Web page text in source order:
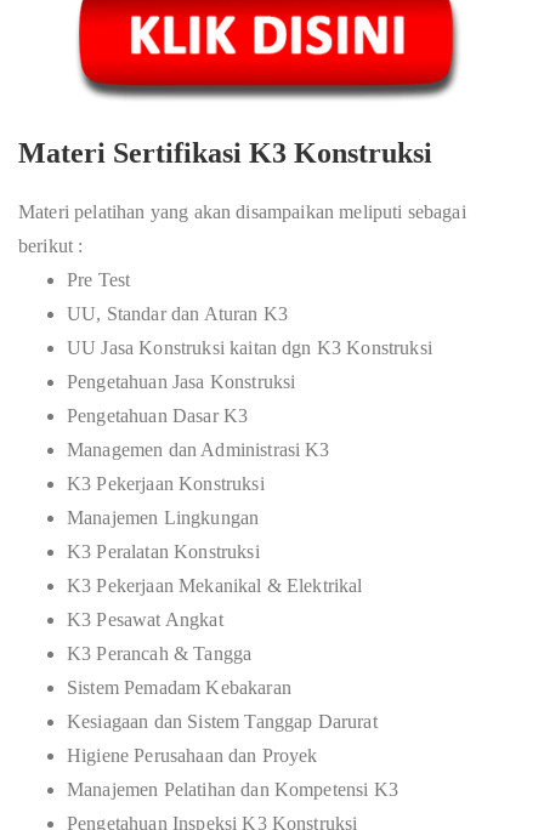
Materi Sertifikasi K3 Konstruksi
Materi pelatihan yang akan disampaikan meliputi sebagai
berikut :
Pre Test
UU, Standar dan Aturan K3
UU Jasa Konstruksi kaitan dgn K3 Konstruksi
Pengetahuan Jasa Konstruksi
Pengetahuan Dasar K3
Managemen dan Administrasi K3
K3 Pekerjaan Konstruksi
Manajemen Lingkungan
K3 Peralatan Konstruksi
K3 Pekerjaan Mekanikal & Elektrikal
K3 Pesawat Angkat
K3 Perancah & Tangga
Sistem Pemadam Kebakaran
Kesiagaan dan Sistem Tanggap Darurat
Higiene Perusahaan dan Proyek
Manajemen Pelatihan dan Kompetensi K3
Pengetahuan Inspeksi K3 Konstruksi